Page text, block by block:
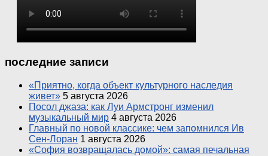
последние записи
«Приятно, когда объект культурного наследия
живет» 5 августа 2026
Посол джаза: как Луи Армстронг изменил
музыкальный мир 4 августа 2026
Главный по новой классике: чем запомнился Ив
Сен-Лоран 1 августа 2026
«София возвращалась домой»: самая печальная